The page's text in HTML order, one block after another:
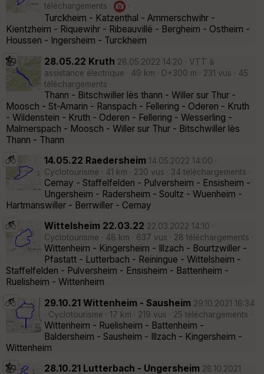
téléchargements ·
·
Turckheim - Katzenthal - Ammerschwihr -
Kientzheim - Riquewihr - Ribeauvillé - Bergheim - Ostheim -
Houssen - Ingersheim - Turckheim
28.05.22 Kruth 28.05.2022 14:20 · VTT à
assistance électrique · 49 km · D+300 m · 231 vus · 45
téléchargements ·
Thann - Bitschwiller lès thann - Willer sur Thur -
Moosch - St-Amarin - Ranspach - Fellering - Oderen - Kruth
- Wildenstein - Kruth - Oderen - Fellering - Wesserling -
Malmerspach - Moosch - Willer sur Thur - Bitschwiller lès
Thann - Thann
14.05.22 Raedersheim 14.05.2022 14:00 ·
Cyclotourisme · 41 km · 230 vus · 34 téléchargements ·
Cernay - Staffelfelden - Pulversheim - Ensisheim -
Ungersheim - Radersheim - Soultz - Wuenheim -
Hartmanswiller - Berrwiller - Cernay
Wittelsheim 22.03.22 22.03.2022 14:10 ·
Cyclotourisme · 48 km · 637 vus · 28 téléchargements ·
Wittenheim - Kingersheim - Illzach - Bourtzwiller -
Pfastatt - Lutterbach - Reiningue - Wittelsheim -
Staffelfelden - Pulversheim - Ensisheim - Battenheim -
Ruelisheim - Wittenheim
29.10.21 Wittenheim - Sausheim 29.10.2021 16:34
· Cyclotourisme · 17 km · 219 vus · 25 téléchargements ·
Wittenheim - Ruelisheim - Battenheim -
Baldersheim - Sausheim - Illzach - Kingersheim -
Wittenheim
28.10.21 Lutterbach - Ungersheim 28.10.2021